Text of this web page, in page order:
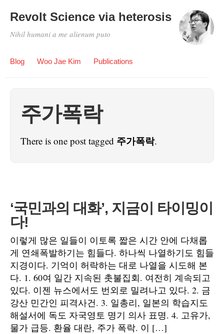
Revolt Science via heterosis
Nihil humani a me alienum puto
Blog Woo Jae Kim Publications
주가폭락
There is one post tagged 주가폭락.
‘국민과의 대화’, 지금이 타이밍이
다!
이렇게 많은 일들이 이토록 짧은 시간 안에 다채롭
게 연쇄폭발하기는 힘들다. 하나씩 나열하기도 힘들
지경이다. 기억이 허락하는 대로 나열을 시도해 본
다. 1. 60여 일간 지속된 촛불집회. 여전히 계속되고
있다. 이젠 뉴스에서도 번외로 밀려나고 있다. 2. 금
강산 민간인 피격사건. 3. 일총리, 일본의 학습지도
해설서에 독도 자국영토 명기 의사 표명. 4. 고유가,
물가 급등. 환율 대란, 주가 폭락. 이 […]